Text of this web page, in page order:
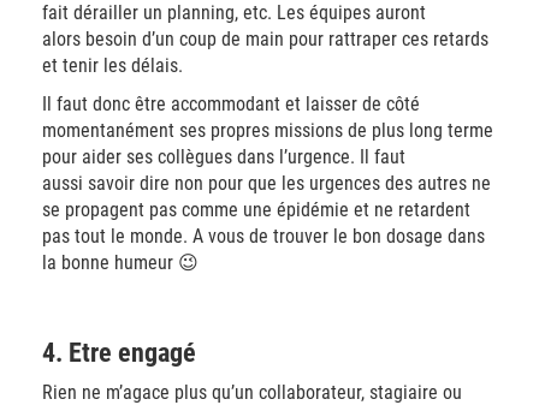
fait dérailler un planning, etc. Les équipes auront
alors besoin d’un coup de main pour rattraper ces retards
et tenir les délais.
Il faut donc être accommodant et laisser de côté
momentanément ses propres missions de plus long terme
pour aider ses collègues dans l’urgence. Il faut
aussi savoir dire non pour que les urgences des autres ne
se propagent pas comme une épidémie et ne retardent
pas tout le monde. A vous de trouver le bon dosage dans
la bonne humeur 😉
4. Etre engagé
Rien ne m’agace plus qu’un collaborateur, stagiaire ou